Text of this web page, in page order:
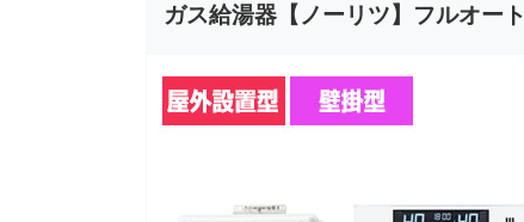
ガス給湯器【ノーリツ】フルオート